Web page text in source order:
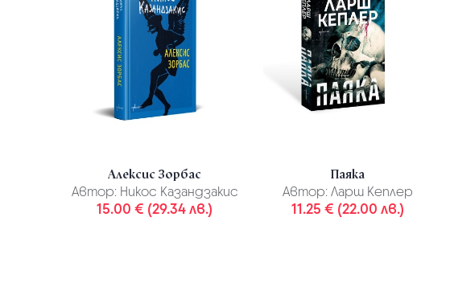
Алексис Зорбас
Автор: Никос Казандзакис
15.00 € (29.34 лв.)
Паяка
Автор: Ларш Кеплер
11.25 € (22.00 лв.)